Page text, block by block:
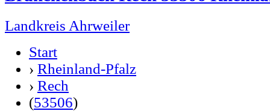
Landkreis Ahrweiler
Start
› Rheinland-Pfalz
› Rech
(53506)